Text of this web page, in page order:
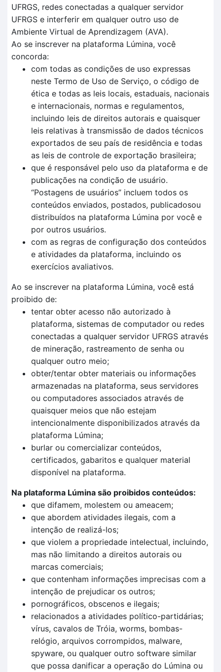
UFRGS, redes conectadas a qualquer servidor
UFRGS e interferir em qualquer outro uso de
Ambiente Virtual de Aprendizagem (AVA).
Ao se inscrever na plataforma Lúmina, você
concorda:
com todas as condições de uso expressas
neste Termo de Uso de Serviço, o código de
ética e todas as leis locais, estaduais, nacionais
e internacionais, normas e regulamentos,
incluindo leis de direitos autorais e quaisquer
leis relativas à transmissão de dados técnicos
exportados de seu país de residência e todas
as leis de controle de exportação brasileira;
que é responsável pelo uso da plataforma e de
publicações na condição de usuário.
“Postagens de usuários” incluem todos os
conteúdos enviados, postados, publicadosou
distribuídos na plataforma Lúmina por você e
por outros usuários.
com as regras de configuração dos conteúdos
e atividades da plataforma, incluindo os
exercícios avaliativos.
Ao se inscrever na plataforma Lúmina, você está
proibido de:
tentar obter acesso não autorizado à
plataforma, sistemas de computador ou redes
conectadas a qualquer servidor UFRGS através
de mineração, rastreamento de senha ou
qualquer outro meio;
obter/tentar obter materiais ou informações
armazenadas na plataforma, seus servidores
ou computadores associados através de
quaisquer meios que não estejam
intencionalmente disponibilizados através da
plataforma Lúmina;
burlar ou comercializar conteúdos,
certificados, gabaritos e qualquer material
disponível na plataforma.
Na plataforma Lúmina são proibidos conteúdos:
que difamem, molestem ou ameacem;
que abordem atividades ilegais, com a
intenção de realizá-los;
que violem a propriedade intelectual, incluindo,
mas não limitando a direitos autorais ou
marcas comerciais;
que contenham informações imprecisas com a
intenção de prejudicar os outros;
pornográficos, obscenos e ilegais;
relacionados a atividades político-partidárias;
vírus, cavalos de Tróia, worms, bombas-
relógio, arquivos corrompidos, malware,
spyware, ou qualquer outro software similar
que possa danificar a operação do Lúmina ou